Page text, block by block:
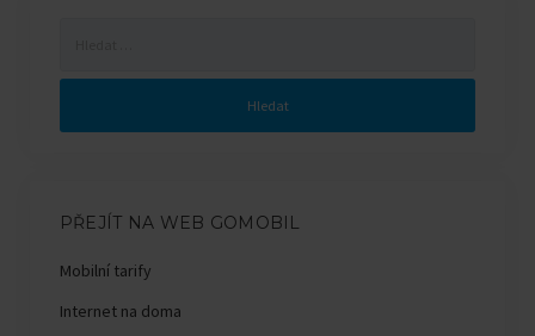
PŘEJÍT NA WEB GOMOBIL
Mobilní tarify
Internet na doma